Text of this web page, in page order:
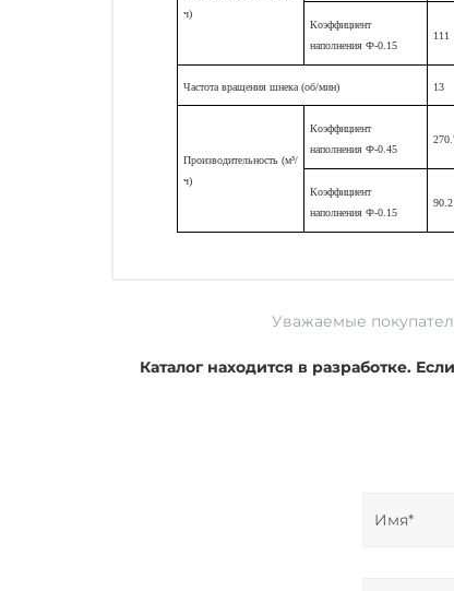
ч)
Коэффициент
наполнения Ф-0.15
111
Частота вращения шнека (об/мин) 13
Производительность (м³/
ч)
Коэффициент
наполнения Ф-0.45
Коэффициент
наполнения Ф-0.15
90.2
Уважаемые
Каталог находится в разработке.